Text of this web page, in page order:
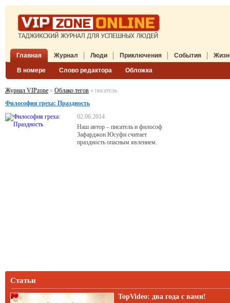
Главная Журнал
В номере Слово редактора Обложка
Люди Приключения События
Журнал VIPzone » Облако тегов » писатель
Философия греха: Праздность
02.06.2014
Наш автор – писатель и философ
Зафарджон Юсуфи считает
праздность опасным явлением.
Статьи
TopVideo: два года с вами!